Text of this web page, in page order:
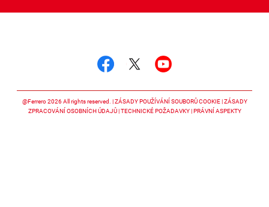
@Ferrero 2026 All rights reserved. ZÁSADY POUŽÍVÁNÍ SOUBORŮ COOKIE ZÁSADY
ZPRACOVÁNÍ OSOBNÍCH ÚDAJŮ TECHNICKÉ POŽADAVKY PRÁVNÍ ASPEKTY